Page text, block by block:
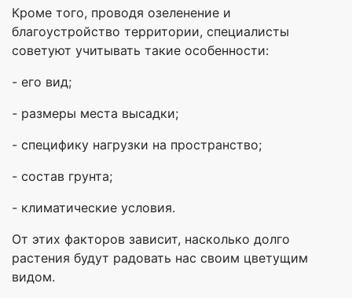
Кроме того, проводя озеленение и
благоустройство территории, специалисты
советуют учитывать такие особенности:
- его вид;
- размеры места высадки;
- специфику нагрузки на пространство;
- состав грунта;
- климатические условия.
От этих факторов зависит, насколько долго
растения будут радовать нас своим цветущим
видом.